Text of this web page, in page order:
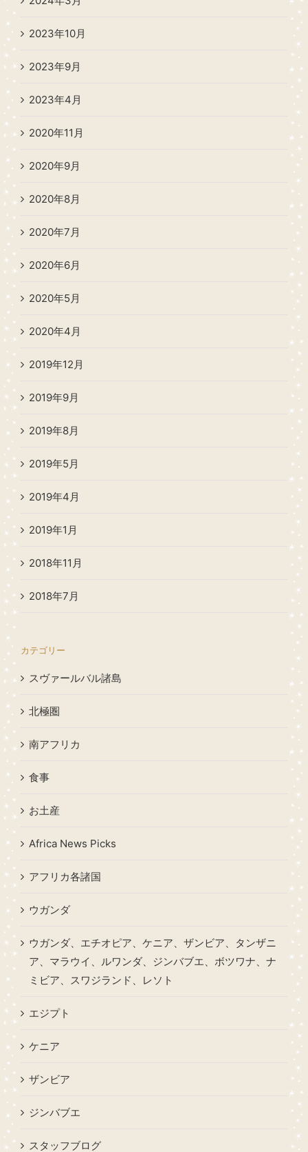
2023年10月
2023年9月
2023年4月
2020年11月
2020年9月
2020年8月
2020年7月
2020年6月
2020年5月
2020年4月
2019年12月
2019年9月
2019年8月
2019年5月
2019年4月
2019年1月
2018年11月
2018年7月
カテゴリー
スヴァールバル諸島
北極圏
南アフリカ
食事
お土産
Africa News Picks
アフリカ各諸国
ウガンダ
ウガンダ、エチオピア、ケニア、ザンビア、タンザニ
ア、マラウイ、ルワンダ、ジンバブエ、ボツワナ、ナ
ミビア、スワジランド、レソト
エジプト
ケニア
ザンビア
ジンバブエ
スタッフブログ